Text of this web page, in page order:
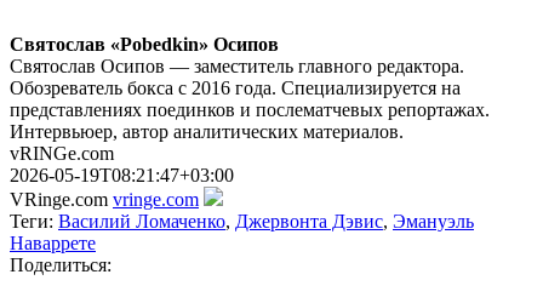
Святослав «Pobedkin» Осипов
Святослав Осипов — заместитель главного редактора.
Обозреватель бокса с 2016 года. Специализируется на
представлениях поединков и послематчевых репортажах.
Интервьюер, автор аналитических материалов.
vRINGe.com
2026-05-19T08:21:47+03:00
VRinge.com vringe.com
Теги: Василий Ломаченко, Джервонта Дэвис, Эмануэль
Наваррете
Поделиться: